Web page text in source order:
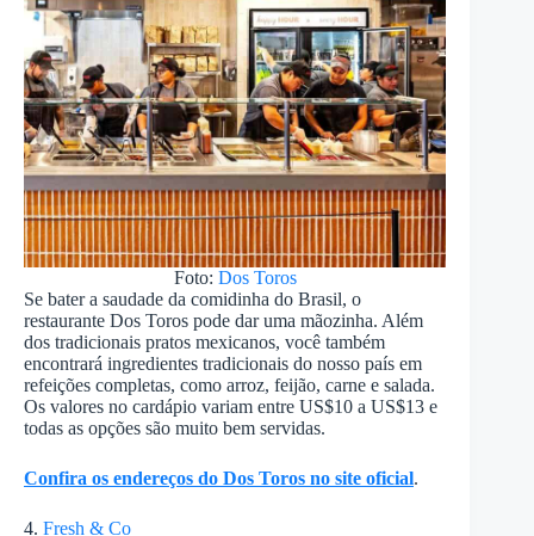
Foto: Dos Toros
Se bater a saudade da comidinha do Brasil, o
restaurante Dos Toros pode dar uma mãozinha. Além
dos tradicionais pratos mexicanos, você também
encontrará ingredientes tradicionais do nosso país em
refeições completas, como arroz, feijão, carne e salada.
Os valores no cardápio variam entre US$10 a US$13 e
todas as opções são muito bem servidas.
Confira os endereços do Dos Toros no site oficial.
4. Fresh & Co